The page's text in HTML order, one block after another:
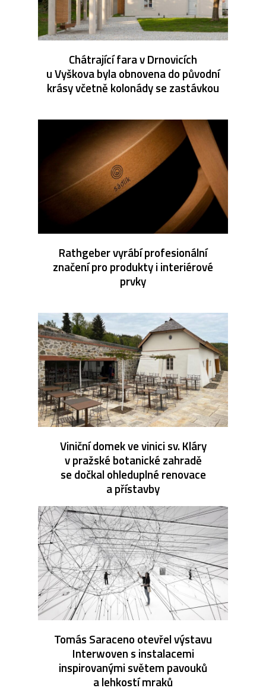
Chátrající fara v Drnovicích
u Vyškova byla obnovena do původní
krásy včetně kolonády se zastávkou
Rathgeber vyrábí profesionální
značení pro produkty i interiérové
prvky
Viniční domek ve vinici sv. Kláry
v pražské botanické zahradě
se dočkal ohleduplné renovace
a přístavby
Tomás Saraceno otevřel výstavu
Interwoven s instalacemi
inspirovanými světem pavouků
a lehkostí mraků